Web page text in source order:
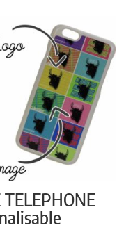
TELEPHONE